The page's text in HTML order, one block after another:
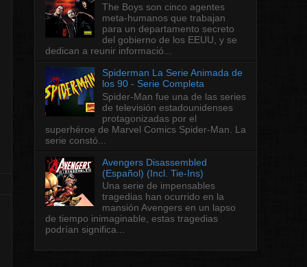
The Boys son cinco agentes
meta-humanos que trabajan
para un departamento secreto
del gobierno de los EEUU, y se
dedican a reunir informació...
Spiderman La Serie Animada de
los 90 - Serie Completa
Spider-Man fue una de las series
de televisión estadounidenses
protagonizadas por el
superhéroe de Marvel Comics Spider-Man. La
serie constó...
Avengers Disassembled
(Español) (Incl. Tie-Ins)
Una serie de impensables
tragedias han ocurrido en la
mansión Avengers en un lapso
de tiempo inimaginable, estas tragedias
podrían significa...